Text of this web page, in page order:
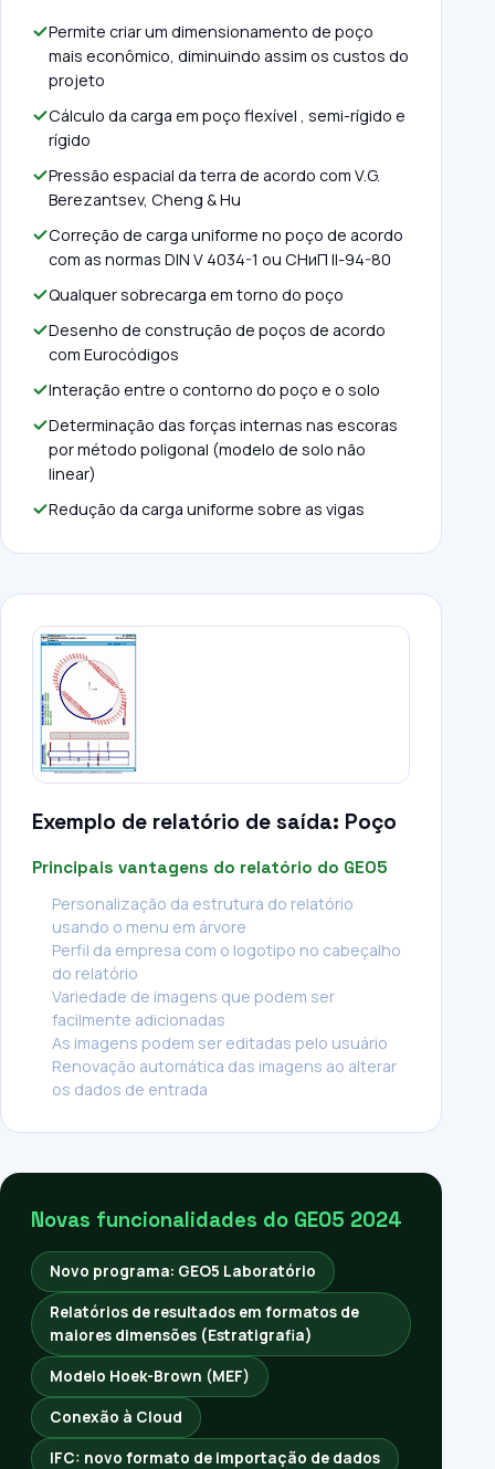
Permite criar um dimensionamento de poço
mais econômico, diminuindo assim os custos do
projeto
Cálculo da carga em poço flexível , semi-rígido e
rígido
Pressão espacial da terra de acordo com V.G.
Berezantsev, Cheng & Hu
Correção de carga uniforme no poço de acordo
com as normas DIN V 4034-1 ou СНиП II-94-80
Qualquer sobrecarga em torno do poço
Desenho de construção de poços de acordo
com Eurocódigos
Interação entre o contorno do poço e o solo
Determinação das forças internas nas escoras
por método poligonal (modelo de solo não
linear)
Redução da carga uniforme sobre as vigas
Exemplo de relatório de saída: Poço
Principais vantagens do relatório do GEO5
Personalização da estrutura do relatório
usando o menu em árvore
Perfil da empresa com o logotipo no cabeçalho
do relatório
Variedade de imagens que podem ser
facilmente adicionadas
As imagens podem ser editadas pelo usuário
Renovação automática das imagens ao alterar
os dados de entrada
Novas funcionalidades do GEO5 2024
Novo programa: GEO5 Laboratório
Relatórios de resultados em formatos de
maiores dimensões (Estratigrafia)
Modelo Hoek-Brown (MEF)
Conexão à Cloud
IFC: novo formato de importação de dados